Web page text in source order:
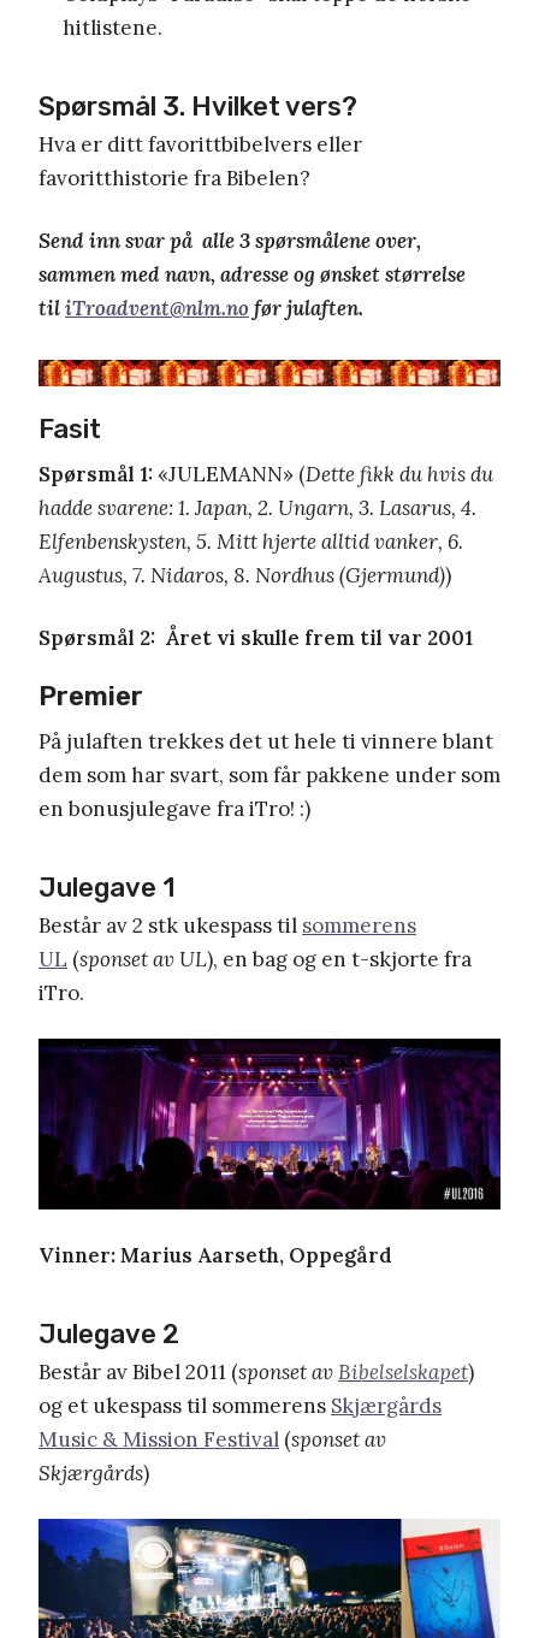
hitlistene.
Spørsmål 3. Hvilket vers?
Hva er ditt favorittbibelvers eller
favoritthistorie fra Bibelen?
Send inn svar på alle 3 spørsmålene over,
sammen med navn, adresse og ønsket størrelse
tiliTroadvent@nlm.no før julaften.
Fasit
Spørsmål 1:«JULEMANN» (Dette fikk du hvis du
hadde svarene: 1. Japan, 2. Ungarn, 3. Lasarus, 4.
Elfenbenskysten, 5. Mitt hjerte alltid vanker, 6.
Augustus, 7. Nidaros, 8. Nordhus (Gjermund))
Spørsmål 2: Året vi skulle frem til var 2001
Premier
På julaften trekkes det ut hele ti vinnere blant
dem som har svart, som får pakkene under som
en bonusjulegave fra iTro! :)
Julegave 1
Består av 2 stk ukespass til sommerens
UL (sponset av UL), en bag og en t-skjorte fra
iTro.
Vinner: Marius Aarseth, Oppegård
Julegave 2
Består av Bibel 2011 (sponset avBibelselskapet)
og et ukespass til sommerens Skjærgårds
Music & Mission Festival (sponset av
Skjærgårds)